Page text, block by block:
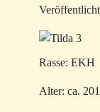
Rasse: EKH
Alter: ca.